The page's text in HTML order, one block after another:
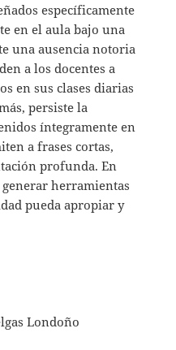
específicamente
en el aula bajo una
una ausencia notoria
a los docentes a
en sus clases diarias
persiste la
íntegramente en
a frases cortas,
profunda. En
herramientas
pueda apropiar y
Londoño